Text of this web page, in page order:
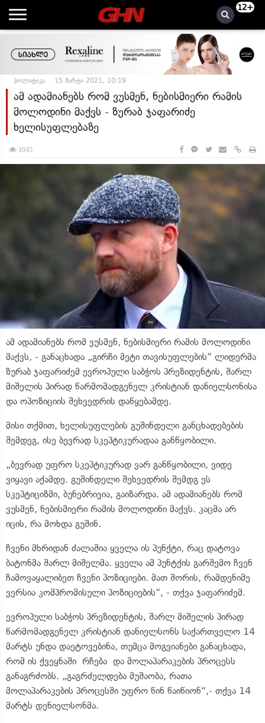
12+
პოლიტიკა 15 მარტი 2021, 10:19
ამ ადამიანებს რომ ვუსმენ, ნებისმიერი რამის
მოლოდინი მაქვს - ზურაბ ჯაფარიძე
ხელისუფლებაზე
1045
ამ ადამიანებს რომ ვუსმენ, ნებისმიერი რამის მოლოდინი
მაქვს, - განაცხადა „გირჩი მეტი თავისუფლების“ ლიდერმა
ზურაბ ჯაფარიძემ ევროპული საბჭოს პრეზიდენტის, შარლ
მიშელის პირად წარმომადგენელ კრისტიან დანიელსონისა
და ოპოზიციის შეხვედრის დაწყებამდე.
მისი თქმით, ხელისუფლების გუშინდელი განცხადებების
შემდეგ, ისე ბევრად სკეპტიკურადაა განწყობილი.
„ბევრად უფრო სკეპტიკურად ვარ განწყობილი, ვიდე
ვიყავი აქამდე. გუშინდელი შეხვედრის შემდგ ეს
სკეპტიციზმი, ბუნებრივია, გაიზარდა. ამ ადამიანებს რომ
ვუსმენ, ნებისმიერი რამის მოლოდინი მაქვს. კაცმა არ
იცის, რა მოხდა გუშინ.
ჩვენი მხრიდან ძალაშია ყველა ის პუნქტი, რაც დატოვა
ბატონმა შარლ მიშელმა. ყველა ამ პუნტქის გარშემო ჩვენ
ჩამოვაყალიბეთ ჩვენი პოზიციები. მათ შორის, რამდენიმე
ვერსია კომპრომისული პოზიციების“, - თქვა ჯაფარიძემ.
ევროპული საბჭოს პრეზიდენტის, შარლ მიშელის პირად
წარმომადგენელ კრისტიან დანიელსონს საქართველო 14
მარტს უნდა დაეტოვებინა, თუმცა მოგვიანები განაცხადა,
რომ ის ქვეყნაში რჩება და მოლაპარაკების პროცესს
განაგრძობს. „გაგრძელდება მუშაობა, რათა
მოლაპარაკების პროცესში უფრო წინ წაიწიონ“,- თქვა 14
მარტს დენიელსონმა.